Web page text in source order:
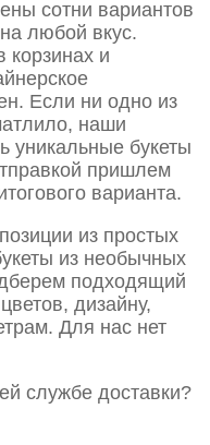
сотни вариантов
любой вкус.
корзинах и
Если ни одно из
наши
уникальные букеты
пришлем
варианта.
из простых
из необычных
подходящий
дизайну,
Для нас нет
службе доставки?